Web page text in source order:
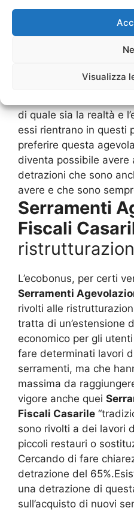
Visualizza
andranno a consumare
inquinare di
Agevolazioni Fiscali
che sicuramente è
abbiamo detto occorre
di queste richieste.
di quale sia la realtà e
essi rientrano in questi
preferire questa
diventa possibile avere
detrazioni che sono
avere e che sono
Serramenti
Fiscali
L’ecobonus, per certi
Serramenti
rivolti alle
tratta di un’estensione
economico per gli
fare determinati lavori
serramenti, ma che
massima da
vigore anche quei
Fiscali Casarile
sono rivolti a dei lavori
piccoli restauri o
Cercando di fare
detrazione del
una detrazione di
sull’acquisto di nuovi